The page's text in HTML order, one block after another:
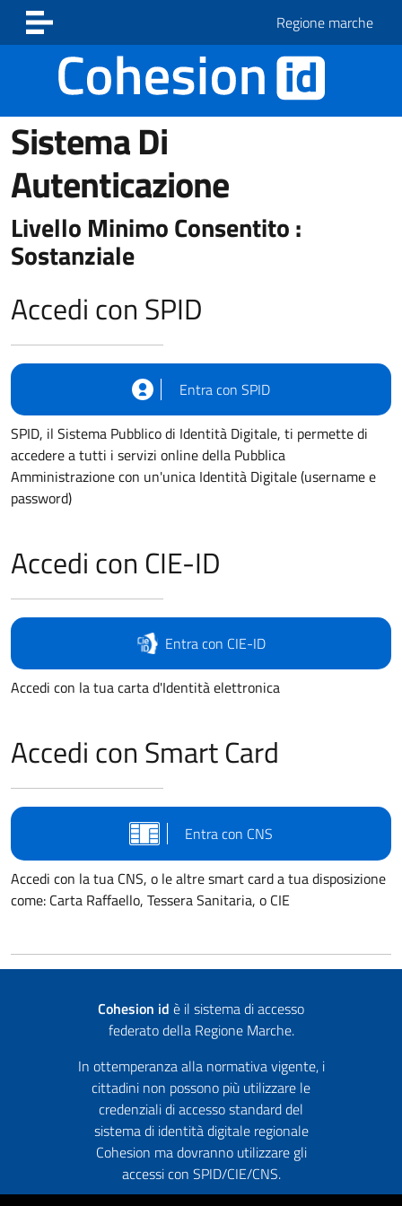
Vai ai contenuti
Vai al footer
Regione marche
Sistema Di
Autenticazione
Livello Minimo Consentito :
Sostanziale
Accedi con SPID
Entra con SPID
SPID, il Sistema Pubblico di Identità Digitale, ti permette di
accedere a tutti i servizi online della Pubblica
Amministrazione con un'unica Identità Digitale (username e
password)
Accedi con CIE-ID
Entra con CIE-ID
Accedi con la tua carta d'Identità elettronica
Accedi con Smart Card
Entra con CNS
Accedi con la tua CNS, o le altre smart card a tua disposizione
come: Carta Raffaello, Tessera Sanitaria, o CIE
Cohesion id è il sistema di accesso
federato della Regione Marche.
In ottemperanza alla normativa vigente, i
cittadini non possono più utilizzare le
credenziali di accesso standard del
sistema di identità digitale regionale
Cohesion ma dovranno utilizzare gli
accessi con SPID/CIE/CNS.